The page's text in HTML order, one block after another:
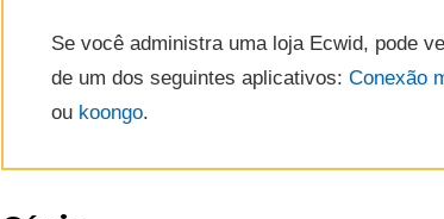
Se você administra uma loja Ecwid, pode
de um dos seguintes aplicativos: Conexão
ou koongo.